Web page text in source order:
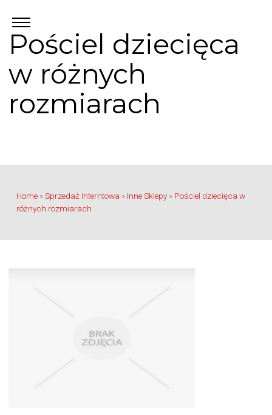
Pościel dziecięca
w różnych
rozmiarach
Home »Sprzedaż Interntowa » Inne Sklepy » Pościel dziecięca w
różnych rozmiarach